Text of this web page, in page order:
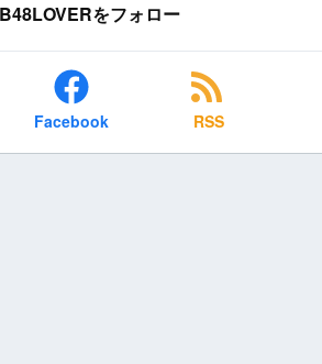
をフォロー
Facebook RSS